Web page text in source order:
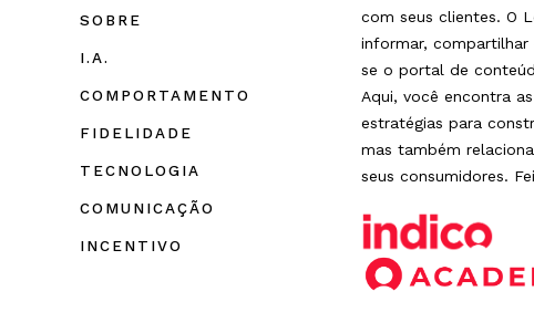
SOBRE
I.A.
COMPORTAMENTO
FIDELIDADE
TECNOLOGIA
COMUNICAÇÃO
INCENTIVO
com seus clientes. O
informar, compartilhar
se o portal de
Aqui, você encontra
estratégias para
mas também
seus consumidores.